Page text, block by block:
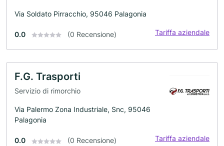
Via Soldato Pirracchio, 95046 Palagonia
0.0 (0 Recensione) Tariffa aziendale
F.G. Trasporti
Servizio di rimorchio
Via Palermo Zona Industriale, Snc, 95046
Palagonia
0.0 (0 Recensione) Tariffa aziendale